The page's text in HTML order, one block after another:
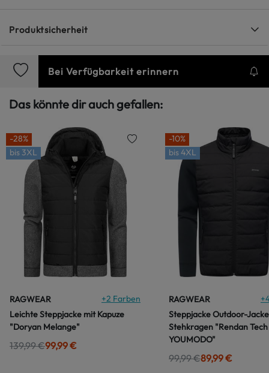
Produktsicherheit
Bei Verfügbarkeit erinnern
Das könnte dir auch gefallen:
-28%
bis 3XL
RAGWEAR +2 Farben
Leichte Steppjacke mit Kapuze
"Doryan Melange"
139,99 €99,99 €
-10%
bis4XL
RAGWEAR +
Steppjacke Outdoor-
Stehkragen "Rendan Tech
YOUMODO"
99,99 €89,99 €